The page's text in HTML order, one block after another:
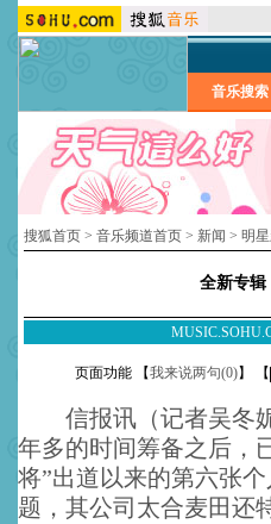
音乐搜索
搜狐首页 > 音乐频道首页 > 新闻 > 明
全新专辑
页面功能 【我来说两句(0)】 【
信报讯（记者吴冬妮
年多的时间筹备之后，
将”出道以来的第六张
题，其公司太合麦田还